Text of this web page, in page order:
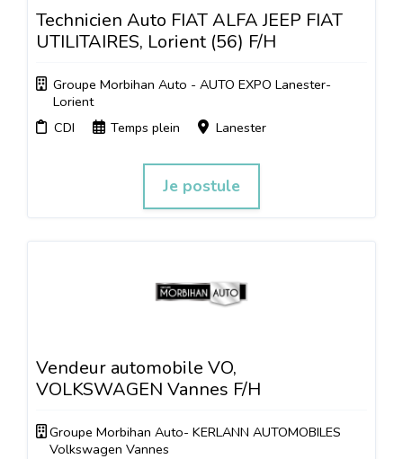
Technicien Auto FIAT ALFA JEEP FIAT
UTILITAIRES, Lorient (56) F/H
Groupe Morbihan Auto - AUTO EXPO Lanester-
Lorient
CDI
Temps plein Lanester
Je postule
Vendeur automobile VO,
VOLKSWAGEN Vannes F/H
Groupe Morbihan Auto- KERLANN AUTOMOBILES
Volkswagen Vannes